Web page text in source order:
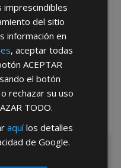
y empresas minoristas y
imprescindibles
del sitio
información en
, aceptar todas
ACEPTAR
el botón
o rechazar su uso
TODO.
aquílos detalles
de Google.